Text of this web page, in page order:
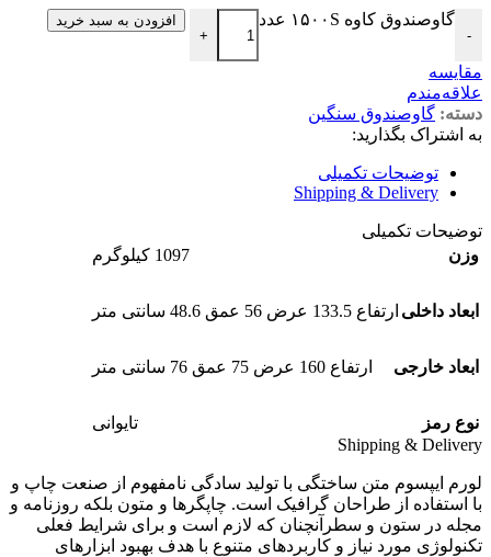
-
گاوصندوق کاوه ۱۵۰۰S عدد
+
افزودن به سبد خرید
مقایسه
علاقه‌مندم
دسته: گاوصندوق سنگین
به اشتراک بگذارید:
توضیحات تکمیلی
Shipping & Delivery
توضیحات تکمیلی
وزن
1097 کیلوگرم
ابعاد داخلی ارتفاع 133.5 عرض 56 عمق 48.6 سانتی متر
ابعاد خارجی ارتفاع 160 عرض 75 عمق 76 سانتی متر
نوع رمز
تایوانی
Shipping & Delivery
لورم ایپسوم متن ساختگی با تولید سادگی نامفهوم از صنعت چاپ و
با استفاده از طراحان گرافیک است. چاپگرها و متون بلکه روزنامه و
مجله در ستون و سطرآنچنان که لازم است و برای شرایط فعلی
تکنولوژی مورد نیاز و کاربردهای متنوع با هدف بهبود ابزارهای